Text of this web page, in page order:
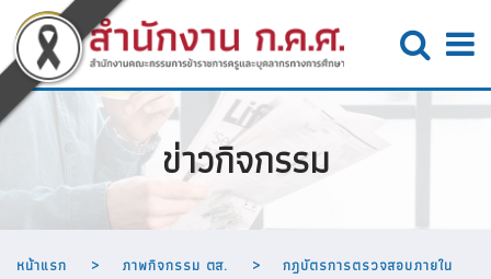
ข่าวกิจกรรม
หน้าแรก ภาพกิจกรรม ตส.
กฎบัตรการตรวจสอบภายใน